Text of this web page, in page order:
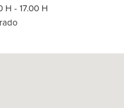
H - 17.00 H